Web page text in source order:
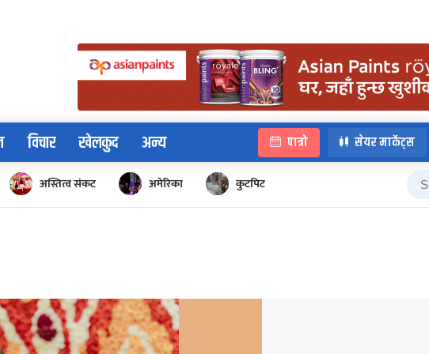
विचार खेलकुद अन्य पात्रो सेयर मार्केट्स
अस्तित्व संकट अमेरिका कुटपिट